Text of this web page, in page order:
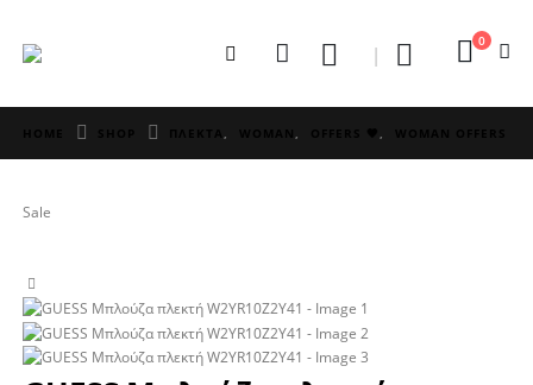
0
ΠΛΕΚΤΑ, WOMAN, OFFERS 🖤,
Sale